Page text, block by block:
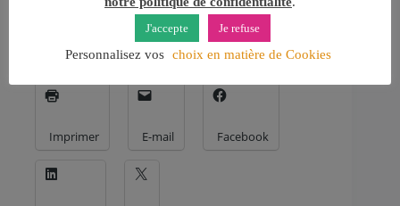
nous ressource est souvent la première étape…
Imprimer E-mail Facebook
J'accepte Je refuse
Personnalisez vos choix en matière de Cookies